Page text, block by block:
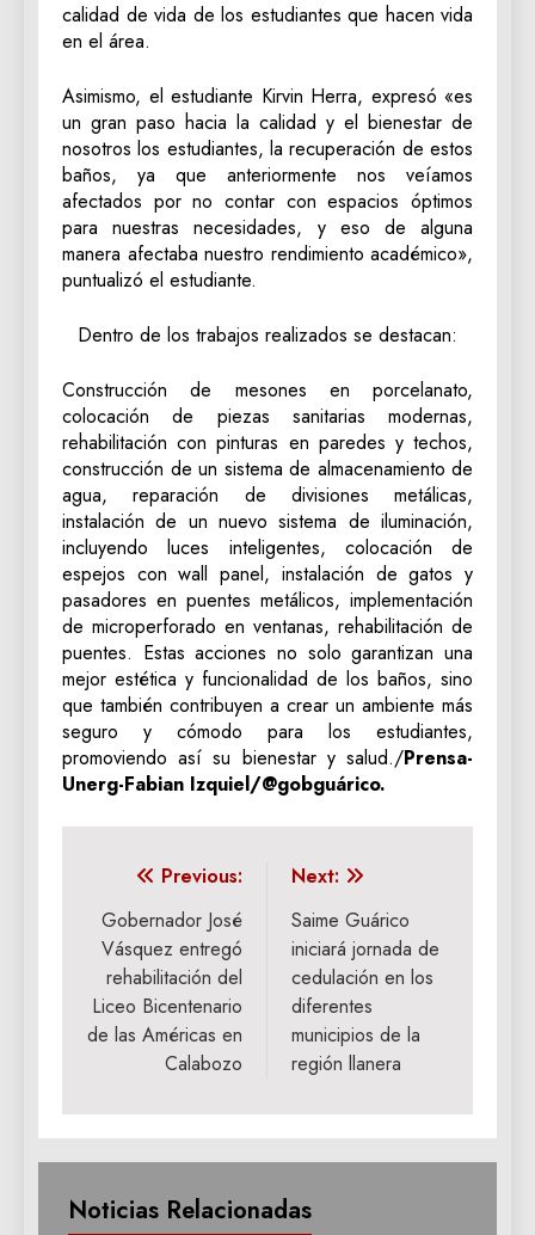
calidad de vida de los estudiantes que hacen vida
en el área.
Asimismo, el estudiante Kirvin Herra, expresó «es
un gran paso hacia la calidad y el bienestar de
nosotros los estudiantes, la recuperación de estos
baños, ya que anteriormente nos veíamos
afectados por no contar con espacios óptimos
para nuestras necesidades, y eso de alguna
manera afectaba nuestro rendimiento académico»,
puntualizó el estudiante.
Dentro de los trabajos realizados se destacan:
Construcción de mesones en porcelanato,
colocación de piezas sanitarias modernas,
rehabilitación con pinturas en paredes y techos,
construcción de un sistema de almacenamiento de
agua, reparación de divisiones metálicas,
instalación de un nuevo sistema de iluminación,
incluyendo luces inteligentes, colocación de
espejos con wall panel, instalación de gatos y
pasadores en puentes metálicos, implementación
de microperforado en ventanas, rehabilitación de
puentes. Estas acciones no solo garantizan una
mejor estética y funcionalidad de los baños, sino
que también contribuyen a crear un ambiente más
seguro y cómodo para los estudiantes,
promoviendo así su bienestar y salud./Prensa-
Unerg-Fabian Izquiel/@gobguárico.
Navegación
de
entradas
Previous:
Gobernador José
Vásquez entregó
rehabilitación del
Liceo Bicentenario
de las Américas en
Calabozo
Next:
Saime Guárico
iniciará jornada de
cedulación en los
diferentes
municipios de la
región llanera
Noticias Relacionadas